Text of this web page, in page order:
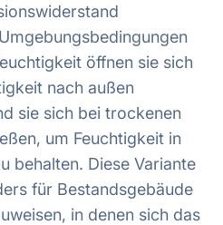
öffnen sie sich
nach außen
sie sich bei trockenen
um Feuchtigkeit in
behalten. Diese Variante
für Bestandsgebäude
in denen sich das